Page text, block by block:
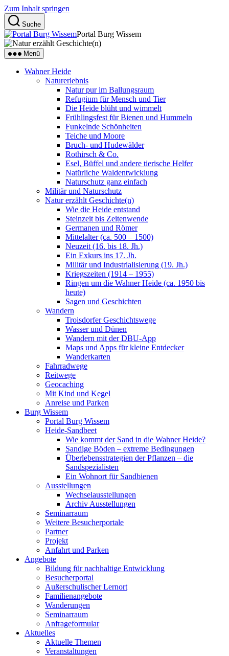
Zum Inhalt springen
Suche
Portal Burg Wissem
Menü
Wahner Heide
Naturerlebnis
Natur pur im Ballungsraum
Refugium für Mensch und Tier
Die Heide blüht und wimmelt
Frühlingsfest für Bienen und Hummeln
Funkelnde Schönheiten
Teiche und Moore
Bruch- und Hudewälder
Rothirsch & Co.
Esel, Büffel und andere tierische Helfer
Natürliche Waldentwicklung
Naturschutz ganz einfach
Militär und Naturschutz
Natur erzählt Geschichte(n)
Wie die Heide entstand
Steinzeit bis Zeitenwende
Germanen und Römer
Mittelalter (ca. 500 – 1500)
Neuzeit (16. bis 18. Jh.)
Ein Exkurs ins 17. Jh.
Militär und Industrialisierung (19. Jh.)
Kriegszeiten (1914 – 1955)
Ringen um die Wahner Heide (ca. 1950 bis
heute)
Sagen und Geschichten
Wandern
Troisdorfer Geschichtswege
Wasser und Dünen
Wandern mit der DBU-App
Maps und Apps für kleine Entdecker
Wanderkarten
Fahrradwege
Reitwege
Geocaching
Mit Kind und Kegel
Anreise und Parken
Burg Wissem
Portal Burg Wissem
Heide-Sandbeet
Wie kommt der Sand in die Wahner Heide?
Sandige Böden – extreme Bedingungen
Überlebensstrategien der Pflanzen – die
Sandspezialisten
Ein Wohnort für Sandbienen
Ausstellungen
Wechselausstellungen
Archiv Ausstellungen
Seminarraum
Weitere Besucherportale
Partner
Projekt
Anfahrt und Parken
Angebote
Bildung für nachhaltige Entwicklung
Besucherportal
Außerschulischer Lernort
Familienangebote
Wanderungen
Seminarraum
Anfrageformular
Aktuelles
Aktuelle Themen
Veranstaltungen